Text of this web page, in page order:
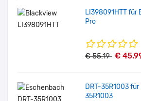
LI398091HTT für
Pro
€ 55.19 €
DRT-35R1003
35R1003